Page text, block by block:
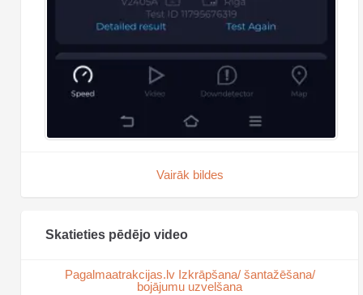
Vairāk bildes
Skatieties pēdējo video
Pagalmaatrakcijas.lv Izkrāpšana/ šantažēšana/
bojājumu uzvelšana